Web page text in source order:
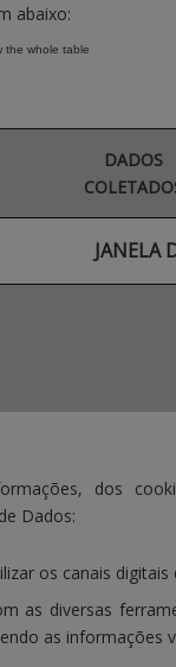
com base em
afetem seus
abaixo:
DADOS
JANELA
- NÚMERO DO
CONTRATO
- DADOS DE
- ENDEREÇO
dos
Dados:
os canais digitais
as diversas
as informações